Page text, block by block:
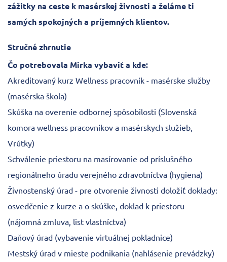
zážitky na ceste k masérskej živnosti a želáme ti
samých spokojných a príjemných klientov.
Stručné zhrnutie
Čo potrebovala Mirka vybaviť a kde:
Akreditovaný kurz Wellness pracovník - masérske služby
(masérska škola)
Skúška na overenie odbornej spôsobilosti (Slovenská
komora wellness pracovníkov a masérskych služieb,
Vrútky)
Schválenie priestoru na masírovanie od príslušného
regionálneho úradu verejného zdravotníctva (hygiena)
Živnostenský úrad - pre otvorenie živnosti doložiť doklady:
osvedčenie z kurze a o skúške, doklad k priestoru
(nájomná zmluva, list vlastníctva)
Daňový úrad (vybavenie virtuálnej pokladnice)
Mestský úrad v mieste podnikania (nahlásenie prevádzky)